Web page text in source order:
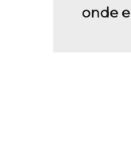
onde